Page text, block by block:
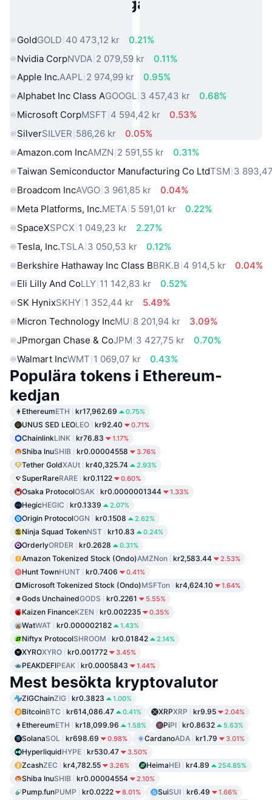
GoldGOLD 40 473,12 kr
0.21%
Nvidia CorpNVDA 2 079,59 kr
0.11%
Apple Inc.AAPL 2 974,99 kr
0.95%
Alphabet Inc Class AGOOGL 3 457,43 kr
0.68%
Microsoft CorpMSFT 4 594,42 kr
0.53%
SilverSILVER 586,26 kr
0.05%
Amazon.com IncAMZN 2 591,55 kr
0.31%
Taiwan Semiconductor Manufacturing Co LtdTSM 3
Broadcom IncAVGO 3 961,85 kr
0.04%
Meta Platforms, Inc.META 5 591,01 kr
0.22%
SpaceXSPCX 1 049,23 kr
2.27%
Tesla, Inc.TSLA 3 050,53 kr
0.12%
Berkshire Hathaway Inc Class BBRK.B 4 914,5 kr
0.04%
Eli Lilly And CoLLY 11 142,83 kr
0.52%
SK HynixSKHY 1 352,44 kr
5.49%
Micron Technology IncMU 8 201,94 kr
3.09%
JPmorgan Chase & CoJPM 3 427,75 kr
0.70%
Walmart IncWMT 1 069,07 kr 0.43%
Populära tokens i Ethereum-
kedjan
EthereumETH kr17,962.69 0.75%
UNUS SED LEOLEO kr92.40 0.71%
ChainlinkLINK kr76.83 1.17%
Shiba InuSHIB kr0.00004558 3.76%
Tether GoldXAUt kr40,325.74 2.93%
SuperRareRARE kr0.1122 0.60%
Osaka ProtocolOSAK kr0.0000001344 1.33%
HegicHEGIC kr0.1339 2.07%
Origin ProtocolOGN kr0.1508 2.62%
Ninja Squad TokenNST kr10.83 0.24%
OrderlyORDER kr0.2628 0.31%
Amazon Tokenized Stock (Ondo)AMZNon kr2,583.44 2.53%
Hunt TownHUNT kr0.7406 0.41%
Microsoft Tokenized Stock (Ondo)MSFTon kr4,624.10 1.64%
Gods UnchainedGODS kr0.2261 5.55%
Kaizen FinanceKZEN kr0.002235 0.35%
WatWAT kr0.000002182 1.43%
Niftyx ProtocolSHROOM kr0.01842 2.14%
XYROXYRO kr0.001772 3.45%
PEAKDEFIPEAK kr0.0005843 1.44%
Mest besökta kryptovalutor
ZIGChainZIG kr0.3823 1.00%
BitcoinBTC kr614,086.47 0.41% XRPXRP kr9.95 2.04%
EthereumETH kr18,099.96 1.58% PiPI kr0.8632 5.63%
SolanaSOL kr698.69 0.98% CardanoADA kr1.79 3.01%
HyperliquidHYPE kr530.47 3.50%
ZcashZEC kr4,782.55 3.26% HeimaHEI kr4.89 254.85%
Shiba InuSHIB kr0.00004554 2.10%
Pump.funPUMP kr0.0222 8.01% SuiSUI kr6.49 1.66%